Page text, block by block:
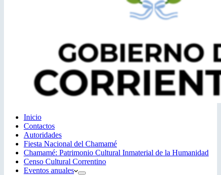
Inicio
Contactos
Autoridades
Fiesta Nacional del Chamamé
Chamamé: Patrimonio Cultural Inmaterial de la Humanidad
Censo Cultural Correntino
Eventos anuales